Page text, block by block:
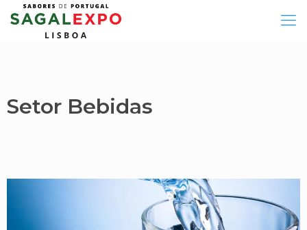
Setor Bebidas